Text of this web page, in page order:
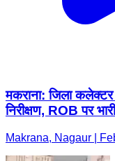
मकराना: जिला
निरीक्षण, ROB पर
Makrana, Nagaur |